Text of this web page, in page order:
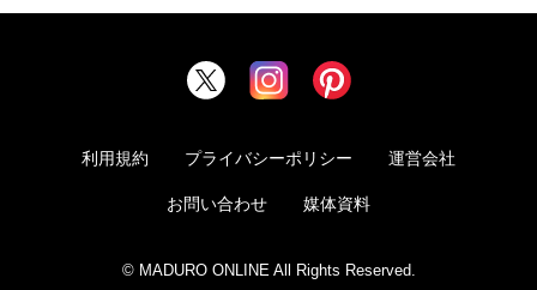
利用規約 プライバシーポリシー 運営会社
お問い合わせ 媒体資料
© MADURO ONLINE All Rights Reserved.